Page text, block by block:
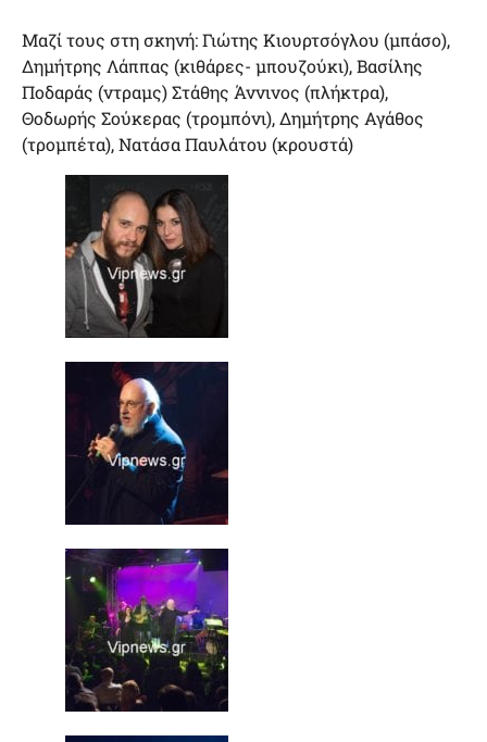
Μαζί τους στη σκηνή: Γιώτης Κιουρτσόγλου (μπάσο),
Δημήτρης Λάππας (κιθάρες- μπουζούκι), Βασίλης
Ποδαράς (ντραμς) Στάθης Άννινος (πλήκτρα),
Θοδωρής Σούκερας (τρομπόνι), Δημήτρης Αγάθος
(τρομπέτα), Νατάσα Παυλάτου (κρουστά)